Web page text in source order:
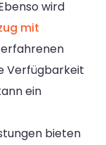
wird
mit
Verfügbarkeit
ein
bieten